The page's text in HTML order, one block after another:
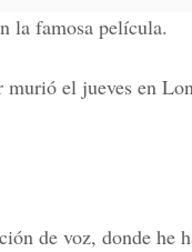
la famosa película.
el jueves en
de voz, donde he